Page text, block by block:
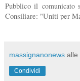
Pubblico il comunicato
Consiliare: "Uniti per
massignanonews alle
Condividi